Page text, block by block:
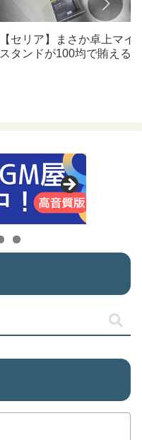
【セリア】まさか卓上マイ
スタンドが100均で賄えるな